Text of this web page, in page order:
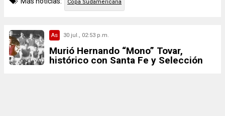
Copa Sudamericana
As 30 jul., 02:53 p.m.
Murió Hernando “Mono” Tovar,
histórico con Santa Fe y Selección